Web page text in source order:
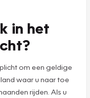
in het
om een geldige
waar u naar toe
rijden. Als u